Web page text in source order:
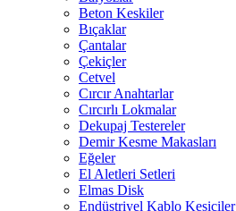
Beton Keskiler
Bıçaklar
Çantalar
Çekiçler
Cetvel
Cırcır Anahtarlar
Cırcırlı Lokmalar
Dekupaj Testereler
Demir Kesme Makasları
Eğeler
El Aletleri Setleri
Elmas Disk
Endüstriyel Kablo Kesiciler